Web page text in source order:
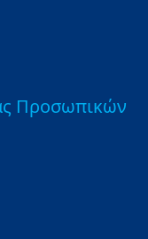
Προσωπικών